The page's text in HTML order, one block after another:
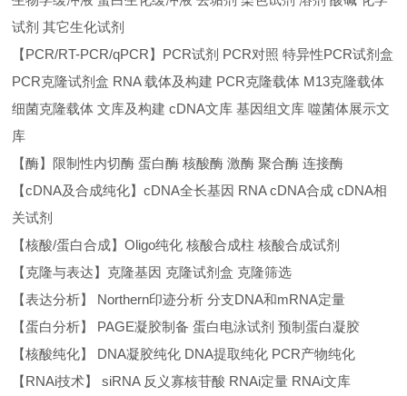
试剂 其它生化试剂
【PCR/RT-PCR/qPCR】PCR试剂 PCR对照 特异性PCR试剂盒
PCR克隆试剂盒 RNA 载体及构建 PCR克隆载体 M13克隆载体
细菌克隆载体 文库及构建 cDNA文库 基因组文库 噬菌体展示文
库
【酶】限制性内切酶 蛋白酶 核酸酶 激酶 聚合酶 连接酶
【cDNA及合成纯化】cDNA全长基因 RNA cDNA合成 cDNA相
关试剂
【核酸/蛋白合成】Oligo纯化 核酸合成柱 核酸合成试剂
【克隆与表达】克隆基因 克隆试剂盒 克隆筛选
【表达分析】 Northern印迹分析 分支DNA和mRNA定量
【蛋白分析】 PAGE凝胶制备 蛋白电泳试剂 预制蛋白凝胶
【核酸纯化】 DNA凝胶纯化 DNA提取纯化 PCR产物纯化
【RNAi技术】 siRNA 反义寡核苷酸 RNAi定量 RNAi文库